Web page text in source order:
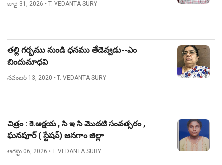
జులై 31, 2026 • T. VEDANTA SURY
తల్లి గర్భము నుండి ధనము తేడెవ్వడు--ఎం
బిందుమాధవి
నవంబర్ 13, 2020 • T. VEDANTA SURY
చిత్రం : కె.అక్షయ , సి ఇ సి మొదటి సంవత్సరం ,
ఘనపూర్ ( స్టేషన్) జనగాం జిల్లా
ఆగస్టు 06, 2026 • T. VEDANTA SURY